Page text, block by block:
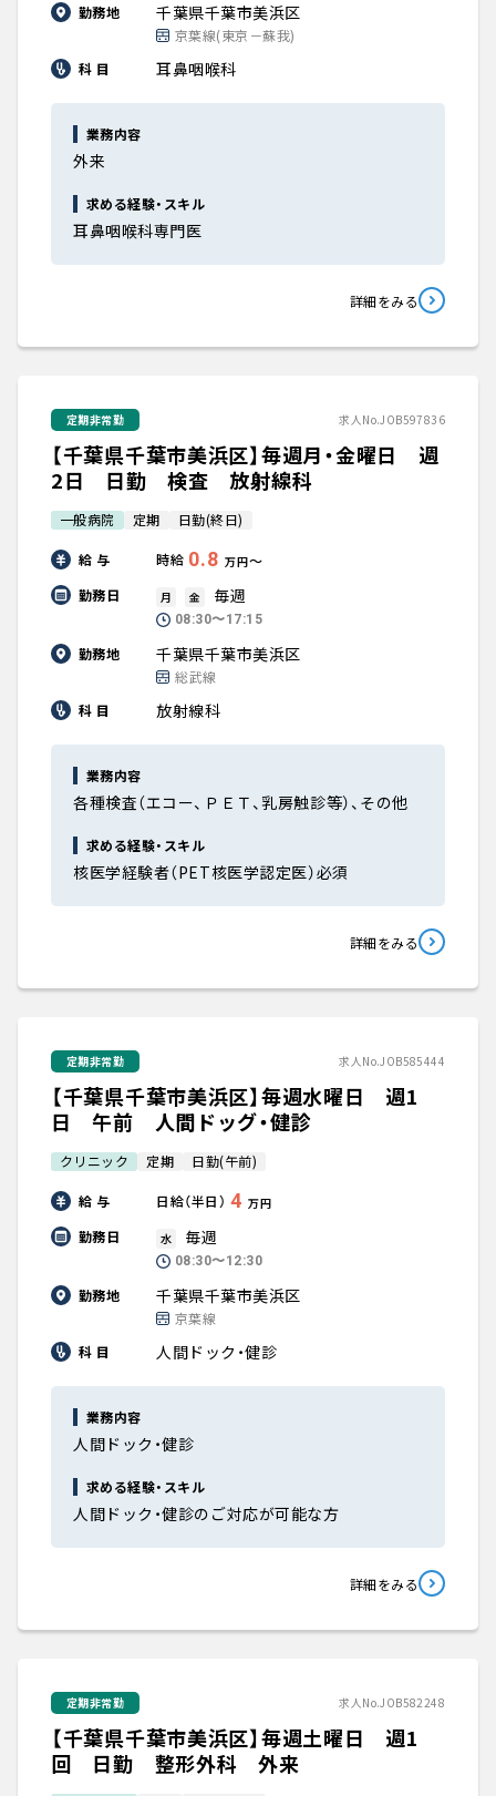
勤務地 千葉県千葉市美浜区
京葉線(東京－蘇我)
科 目
耳鼻咽喉科
業務内容
外来
求める経験・スキル
耳鼻咽喉科専門医
詳細をみる
定期非常勤 求人No.JOB597836
【千葉県千葉市美浜区】毎週月・金曜日 週
2日 日勤 検査 放射線科
一般病院 定期 日勤(終日)
給 与 時給 0.8 万円〜
勤務日
月 金 毎週
08:30〜17:15
勤務地 千葉県千葉市美浜区
総武線
科 目
放射線科
業務内容
各種検査（エコー、ＰＥＴ、乳房触診等）、その他
求める経験・スキル
核医学経験者（PET核医学認定医）必須
詳細をみる
定期非常勤 求人No.JOB585444
【千葉県千葉市美浜区】毎週水曜日 週1
日 午前 人間ドッグ・健診
クリニック 定期 日勤(午前)
給 与 日給（半日） 4 万円
勤務日 水 毎週
08:30〜12:30
勤務地 千葉県千葉市美浜区
京葉線
科 目
人間ドック・健診
業務内容
人間ドック・健診
求める経験・スキル
人間ドック・健診のご対応が可能な方
詳細をみる
定期非常勤 求人No.JOB582248
【千葉県千葉市美浜区】毎週土曜日 週1
回 日勤 整形外科 外来